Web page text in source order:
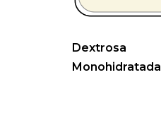
Dextrosa
Monohidratada